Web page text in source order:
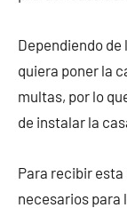
Dependiendo
quiera poner la
multas, por lo
de instalar la
Para recibir
necesarios para